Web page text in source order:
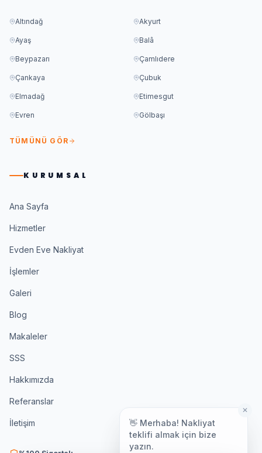
Altındağ Akyurt
Ayaş Balâ
Beypazarı Çamlıdere
Çankaya Çubuk
Elmadağ Etimesgut
Evren Gölbaşı
TÜMÜNÜ GÖR
KURUMSAL
Ana Sayfa
Hizmetler
Evden Eve Nakliyat
İşlemler
Galeri
Blog
Makaleler
SSS
Hakkımızda
Referanslar
İletişim
✕
👋 Merhaba! Nakliyat
teklifi almak için bize
yazın.